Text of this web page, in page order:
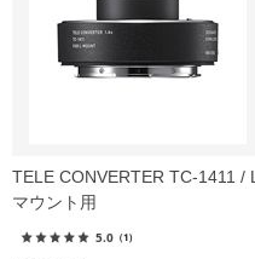
TELE CONVERTER TC-1411 / L
マウント用
5.0 （1）